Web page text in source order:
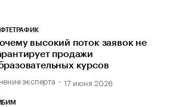
высокий поток заявок не
продажи
курсов
эксперта 17 июня 2026